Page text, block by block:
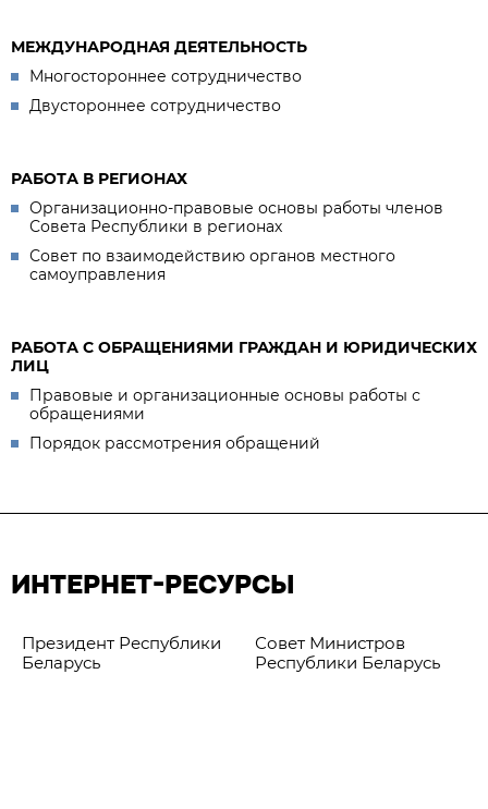
МЕЖДУНАРОДНАЯ ДЕЯТЕЛЬНОСТЬ
Многостороннее сотрудничество
Двустороннее сотрудничество
РАБОТА В РЕГИОНАХ
Организационно-правовые основы работы членов
Совета Республики в регионах
Совет по взаимодействию органов местного
самоуправления
РАБОТА С ОБРАЩЕНИЯМИ ГРАЖДАН И ЮРИДИЧЕСКИХ
ЛИЦ
Правовые и организационные основы работы с
обращениями
Порядок рассмотрения обращений
ИНТЕРНЕТ-РЕСУРСЫ
Президент Республики
Беларусь
Совет Министров
Республики Беларусь